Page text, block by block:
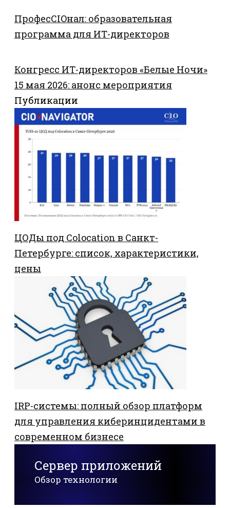
ПрофесCIOнал: образовательная
программа для ИТ-директоров
Конгресс ИТ-директоров «Белые Ночи»
15 мая 2026: анонс мероприятия
Публикации
ЦОДы под Colocation в Санкт-
Петербурге: список, характеристики,
цены
IRP-системы: полный обзор платформ
для управления киберинцидентами в
современном бизнесе
Сервер приложений
Обзор технологии